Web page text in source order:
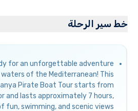
خط سير الرحلة
for an unforgettable adventure
of the Mediterranean! This
Pirate Boat Tour starts from
and lasts approximately 7 hours,
fun, swimming, and scenic views